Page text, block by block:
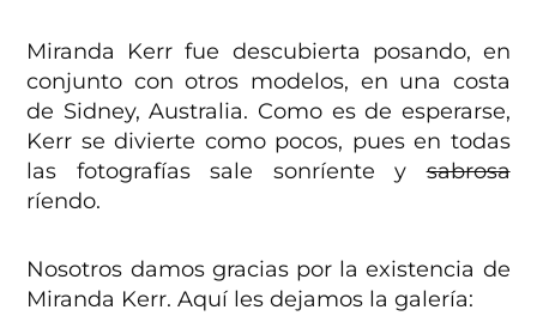
Miranda Kerr fue descubierta posando, en
conjunto con otros modelos, en una costa
de Sidney, Australia. Como es de esperarse,
Kerr se divierte como pocos, pues en todas
las fotografías sale sonríente ysabrosa
ríendo.
Nosotros damos gracias por la existencia de
Miranda Kerr. Aquí les dejamos la galería: